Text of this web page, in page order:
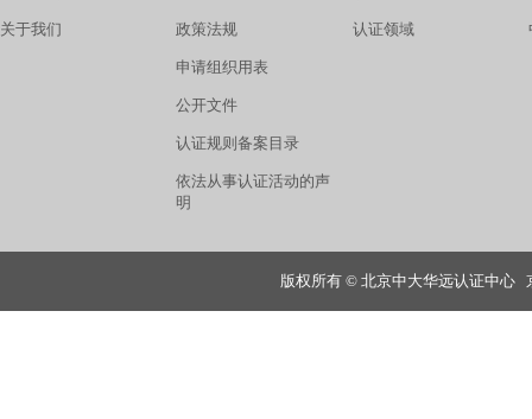
关于我们 政策法规
申请组织用表
公开文件
认证规则备案目录
依法从事认证活动的声
明
认证领域
版权所有 © 北京中大华远认证中心